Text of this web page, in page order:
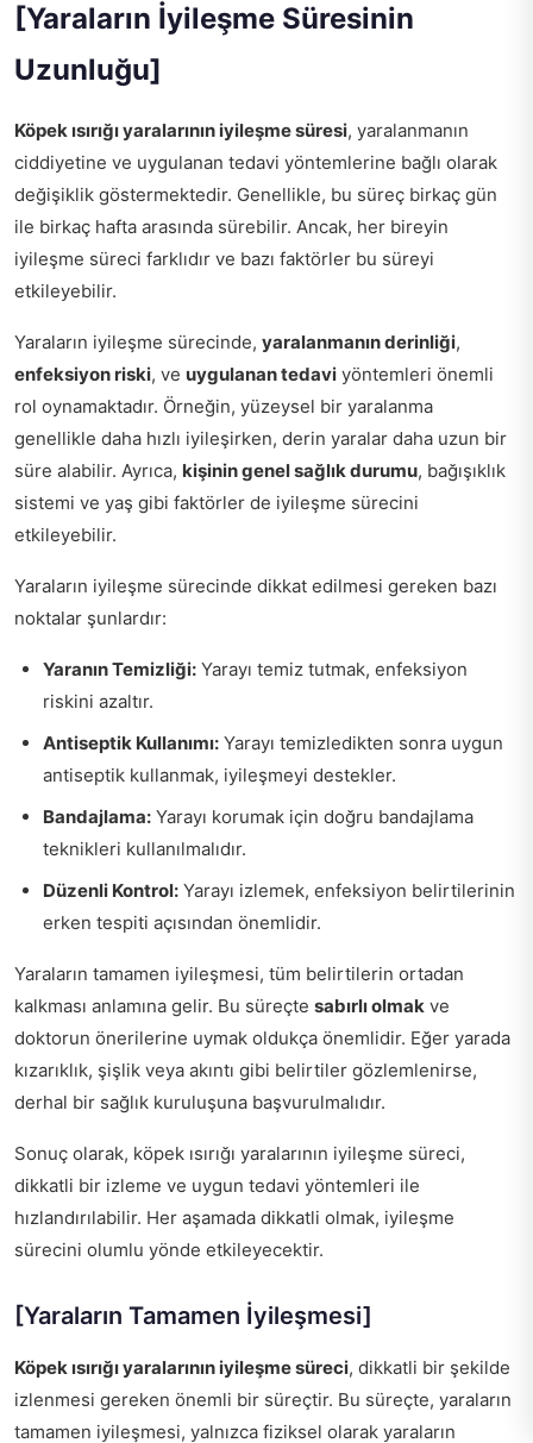
[Yaraların İyileşme Süresinin
Uzunluğu]
Köpek ısırığı yaralarının iyileşme süresi, yaralanmanın
ciddiyetine ve uygulanan tedavi yöntemlerine bağlı olarak
değişiklik göstermektedir. Genellikle, bu süreç birkaç gün
ile birkaç hafta arasında sürebilir. Ancak, her bireyin
iyileşme süreci farklıdır ve bazı faktörler bu süreyi
etkileyebilir.
Yaraların iyileşme sürecinde, yaralanmanın derinliği,
enfeksiyon riski, ve uygulanan tedavi yöntemleri önemli
rol oynamaktadır. Örneğin, yüzeysel bir yaralanma
genellikle daha hızlı iyileşirken, derin yaralar daha uzun bir
süre alabilir. Ayrıca, kişinin genel sağlık durumu, bağışıklık
sistemi ve yaş gibi faktörler de iyileşme sürecini
etkileyebilir.
Yaraların iyileşme sürecinde dikkat edilmesi gereken bazı
noktalar şunlardır:
Yaranın Temizliği: Yarayı temiz tutmak, enfeksiyon
riskini azaltır.
Antiseptik Kullanımı: Yarayı temizledikten sonra uygun
antiseptik kullanmak, iyileşmeyi destekler.
Bandajlama: Yarayı korumak için doğru bandajlama
teknikleri kullanılmalıdır.
Düzenli Kontrol: Yarayı izlemek, enfeksiyon belirtilerinin
erken tespiti açısından önemlidir.
Yaraların tamamen iyileşmesi, tüm belirtilerin ortadan
kalkması anlamına gelir. Bu süreçte sabırlı olmak ve
doktorun önerilerine uymak oldukça önemlidir. Eğer yarada
kızarıklık, şişlik veya akıntı gibi belirtiler gözlemlenirse,
derhal bir sağlık kuruluşuna başvurulmalıdır.
Sonuç olarak, köpek ısırığı yaralarının iyileşme süreci,
dikkatli bir izleme ve uygun tedavi yöntemleri ile
hızlandırılabilir. Her aşamada dikkatli olmak, iyileşme
sürecini olumlu yönde etkileyecektir.
[Yaraların Tamamen İyileşmesi]
Köpek ısırığı yaralarının iyileşme süreci, dikkatli bir şekilde
izlenmesi gereken önemli bir süreçtir. Bu süreçte, yaraların
tamamen iyileşmesi, yalnızca fiziksel olarak yaraların